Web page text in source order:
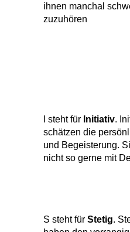
ihnen manchal
zuzuhören
I steht für Initiativ.
schätzen die
und Begeisterung.
nicht so gerne mit
S steht für Stetig.